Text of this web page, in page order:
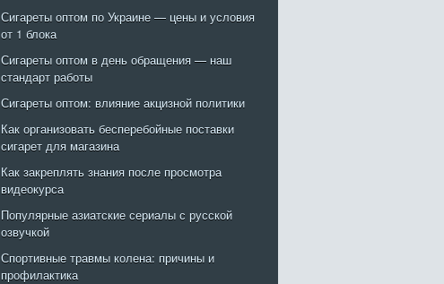
Сигареты оптом по Украине — цены и условия
от 1 блока
Сигареты оптом в день обращения — наш
стандарт работы
Сигареты оптом: влияние акцизной политики
Как организовать бесперебойные поставки
сигарет для магазина
Как закреплять знания после просмотра
видеокурса
Популярные азиатские сериалы с русской
озвучкой
Спортивные травмы колена: причины и
профилактика